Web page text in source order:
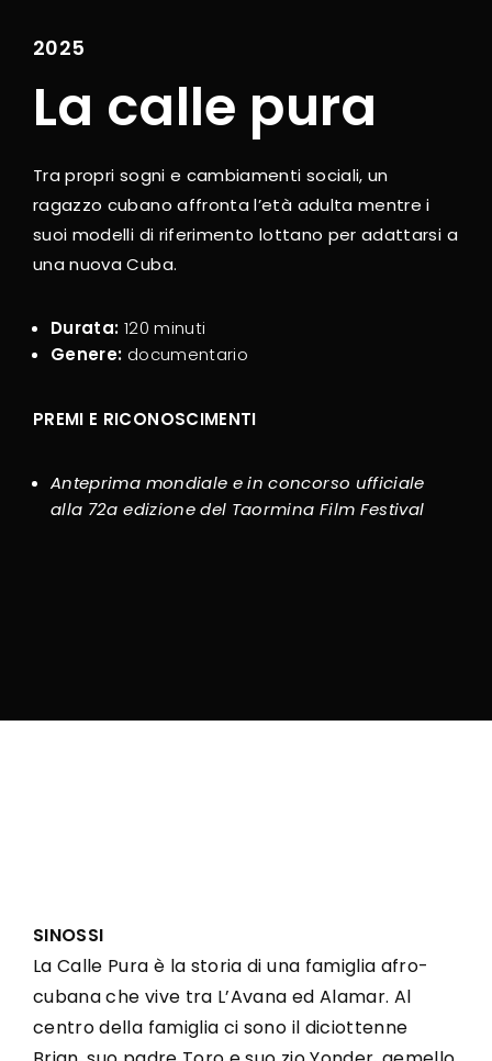
2025
La calle pura
Tra propri sogni e cambiamenti sociali, un
ragazzo cubano affronta l’età adulta mentre i
suoi modelli di riferimento lottano per adattarsi a
una nuova Cuba.
Durata: 120 minuti
Genere: documentario
PREMI E RICONOSCIMENTI
Anteprima mondiale e in concorso ufficiale
alla 72aedizione del Taormina Film Festival
SINOSSI
La Calle Pura è la storia di una famiglia afro-
cubana che vive tra L’Avana ed Alamar. Al
centro della famiglia ci sono il diciottenne